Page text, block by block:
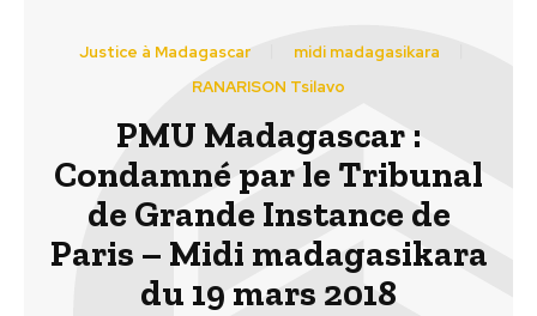
Justice à Madagascar
midi madagasikara
RANARISON Tsilavo
PMU Madagascar :
Condamné par le Tribunal
de Grande Instance de
Paris – Midi madagasikara
du 19 mars 2018